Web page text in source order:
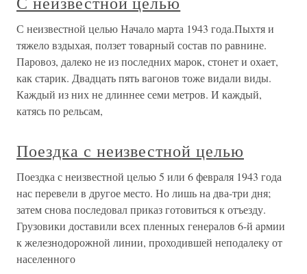
С неизвестной целью Начало марта 1943 года.Пыхтя и
тяжело вздыхая, ползет товарный состав по равнине.
Паровоз, далеко не из последних марок, стонет и охает,
как старик. Двадцать пять вагонов тоже видали виды.
Каждый из них не длиннее семи метров. И каждый,
катясь по рельсам,
Поездка с неизвестной целью
Поездка с неизвестной целью 5 или 6 февраля 1943 года
нас перевели в другое место. Но лишь на два-три дня;
затем снова последовал приказ готовиться к отъезду.
Грузовики доставили всех пленных генералов 6-й армии
к железнодорожной линии, проходившей неподалеку от
населенного